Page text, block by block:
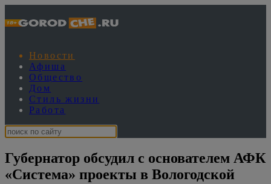
Новости
Афиша
Общество
Дом
Стиль жизни
Работа
Губернатор обсудил с основателем АФК
«Система» проекты в Вологодской